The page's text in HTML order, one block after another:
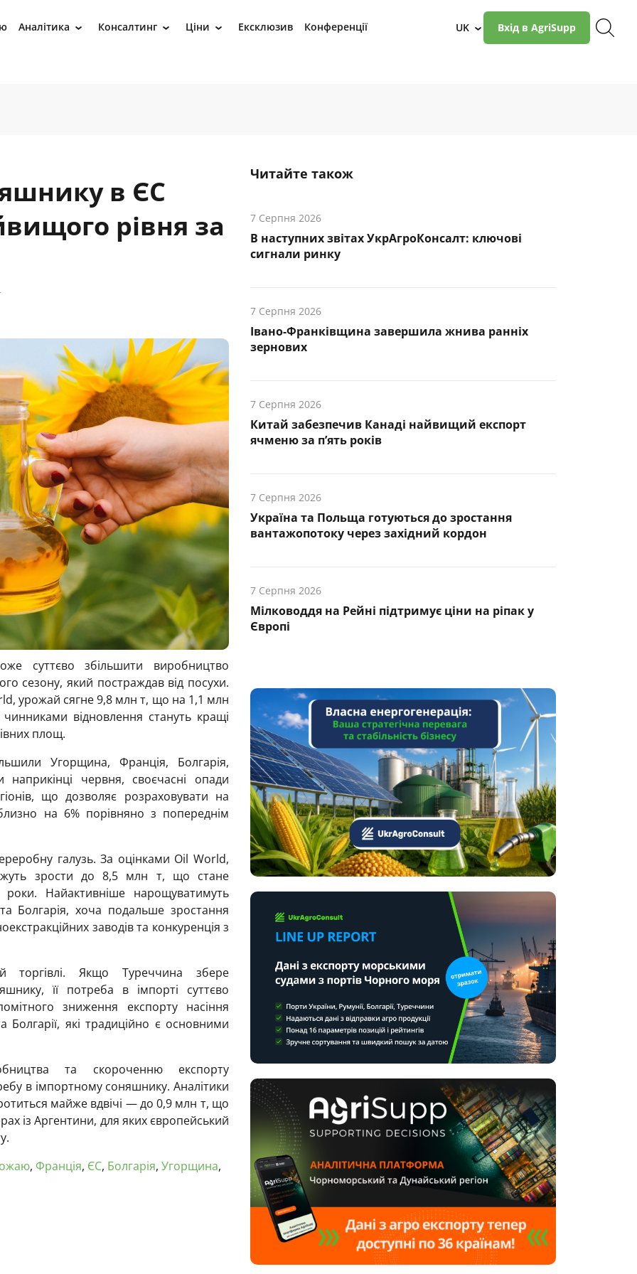
Аналітика › Консалтинг › Ціни › Ексклюзив Конференції UK › Вхід в AgriSupp
в ЄС
рівня за
суттєво збільшити виробництво
сезону, який постраждав від посухи.
урожай сягне 9,8 млн т, що на 1,1 млн
відновлення стануть кращі
площ.
Угорщина, Франція, Болгарія,
червня, своєчасні опади
що дозволяє розраховувати на
на 6% порівняно з попереднім
галузь. За оцінками Oil World,
зрости до 8,5 млн т, що стане
Найактивніше нарощуватимуть
Болгарія, хоча подальше зростання
заводів та конкуренція з
торгівлі. Якщо Туреччина збере
її потреба в імпорті суттєво
зниження експорту насіння
які традиційно є основними
та скороченню експорту
в імпортному соняшнику. Аналітики
майже вдвічі — до 0,9 млн т, що
із Аргентини, для яких європейський
, Франція, ЄС, Болгарія, Угорщина,
Читайте також
7 Серпня 2026
В наступних звітах УкрАгроКонсалт: ключові
cигнали ринку
7 Серпня 2026
Івано-Франківщина завершила жнива ранніх
зернових
7 Серпня 2026
Китай забезпечив Канаді найвищий експорт
ячменю за п’ять років
7 Серпня 2026
Україна та Польща готуються до зростання
вантажопотоку через західний кордон
7 Серпня 2026
Мілководдя на Рейні підтримує ціни на ріпак у
Європі